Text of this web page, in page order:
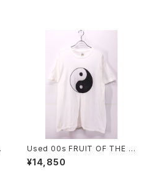
Used 00s FRUIT OF THE L
OOM Yin and Yang Graphic
T-Shirt Size XL 古着
¥14,850